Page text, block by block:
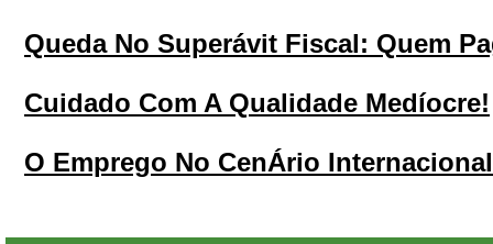
Queda No Superávit Fiscal: Quem
Cuidado Com A Qualidade Medíocre!
O Emprego No CenÁrio Internacional